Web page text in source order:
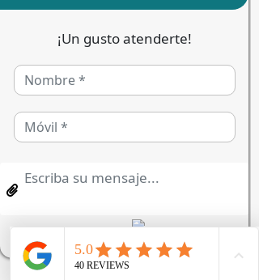
Especialista dando un masaje
				Especialista con
paciente dándole masaje facíal
Un entorno diseñado
para devolverte el
confort diario
Tomar la iniciativa para solucionar la